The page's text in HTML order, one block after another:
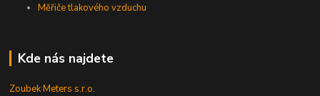
Měřiče tlakového vzduchu
Kde nás najdete
Zoubek Meters s.r.o.